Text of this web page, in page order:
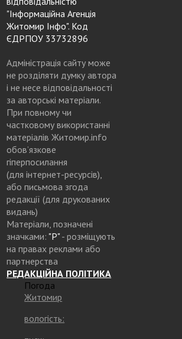
"Інформаційна Агенція
Житомир Інфо". Код
ЄДРПОУ 33732896
Адміністрація сайту може
не розділяти думку автора
і не несе відповідальності
за авторські матеріали.
При повному чи
частковому використанні
матеріалів Житомир.info
обов’язкове
гіперпосилання
(для інтернет-ресурсів),
або письмова згода
редакції (для друкованих
видань)
Матеріали, позначені
значками: "Р"- розміщують
на правах реклами або
партнерства
РЕДАКЦІЙНА ПОЛІТИКА
Погода
Житомир
вологість: